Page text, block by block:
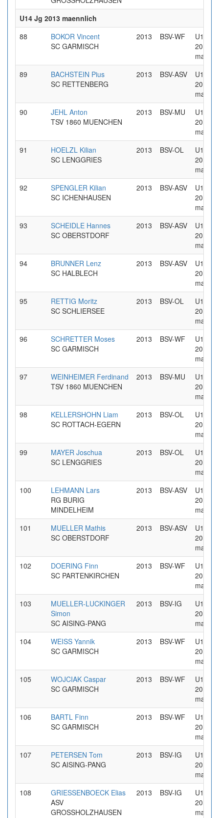
U14 Jg 2013 maennlich
88
BOKOR Vincent
SC GARMISCH
2013 BSV-WF
U14 Jg
2013
89
BACHSTEIN Pius
SC RETTENBERG
2013 BSV-ASV
U14 Jg
2013
90
JEHL Anton
TSV 1860 MUENCHEN
2013 BSV-MU
U14 Jg
2013
91
HOELZL Kilian
SC LENGGRIES
2013 BSV-OL
U14 Jg
2013
92
SPENGLER Kilian
SC ICHENHAUSEN
2013 BSV-ASV
U14 Jg
2013
93
SCHEIDLE Hannes
SC OBERSTDORF
2013 BSV-ASV
U14 Jg
2013
94
BRUNNER Lenz
SC HALBLECH
2013 BSV-ASV
U14 Jg
2013
95
RETTIG Moritz
SC SCHLIERSEE
2013 BSV-OL
U14 Jg
2013
96
SCHRETTER Moses
SC GARMISCH
2013 BSV-WF
U14 Jg
2013
97
WEINHEIMER Ferdinand
TSV 1860 MUENCHEN
2013 BSV-MU
U14 Jg
2013
98
KELLERSHOHN Liam
SC ROTTACH-EGERN
2013 BSV-OL
U14 Jg
2013
99
MAYER Joschua
SC LENGGRIES
2013 BSV-OL
U14 Jg
2013
100
LEHMANN Lars
RG BURIG
MINDELHEIM
2013 BSV-ASV
U14 Jg
2013
101
MUELLER Mathis
SC OBERSTDORF
2013 BSV-ASV
U14 Jg
2013
102
DOERING Finn
SC PARTENKIRCHEN
2013 BSV-WF
U14 Jg
2013
103
MUELLER-LUCKINGER
Simon
SC AISING-PANG
2013 BSV-IG
U14 Jg
2013
104
WEISS Yannik
SC GARMISCH
2013 BSV-WF
U14 Jg
2013
105
WOJCIAK Caspar
SC GARMISCH
2013 BSV-WF
U14 Jg
2013
106
BARTL Finn
SC GARMISCH
2013 BSV-WF
U14 Jg
2013
107
PETERSEN Tom
SC AISING-PANG
2013 BSV-IG
U14 Jg
2013
108
GRIESSENBOECK Elias
ASV
GROSSHOLZHAUSEN
2013 BSV-IG
U14 Jg
2013